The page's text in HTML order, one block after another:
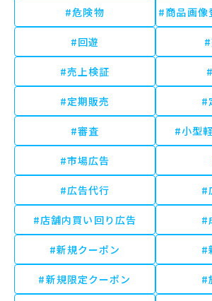
#危険物 #商品画像
#回遊
#売上検証
#定期販売 #
#審査 #小型
#市場広告
#広告代行 #
#店舗内買い回り広告 #
#新規クーポン #
#新規限定クーポン #